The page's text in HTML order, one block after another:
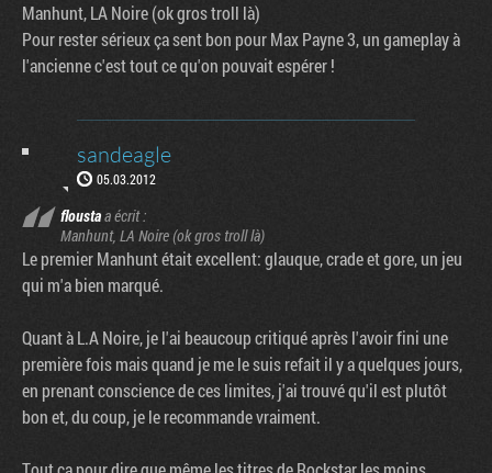
Manhunt, LA Noire (ok gros troll là)
Pour rester sérieux ça sent bon pour Max Payne 3, un gameplay à
l'ancienne c'est tout ce qu'on pouvait espérer !
sandeagle
05.03.2012
floustaa écrit :
Manhunt, LA Noire (ok gros troll là)
Le premier Manhunt était excellent: glauque, crade et gore, un jeu
qui m'a bien marqué.
Quant à L.A Noire, je l'ai beaucoup critiqué après l'avoir fini une
première fois mais quand je me le suis refait il y a quelques jours,
en prenant conscience de ces limites, j'ai trouvé qu'il est plutôt
bon et, du coup, je le recommande vraiment.